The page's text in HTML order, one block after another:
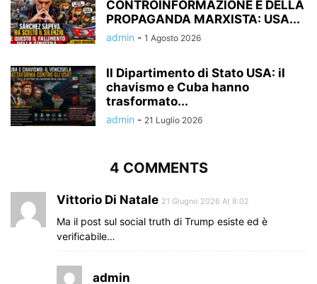
CONTROINFORMAZIONE E DELLA
PROPAGANDA MARXISTA: USA...
admin - 1 Agosto 2026
Il Dipartimento di Stato USA: il
chavismo e Cuba hanno
trasformato...
admin - 21 Luglio 2026
4 COMMENTS
Vittorio Di Natale 21 Giugno 2026 At 8:02
Ma il post sul social truth di Trump esiste ed è
verificabile…
admin